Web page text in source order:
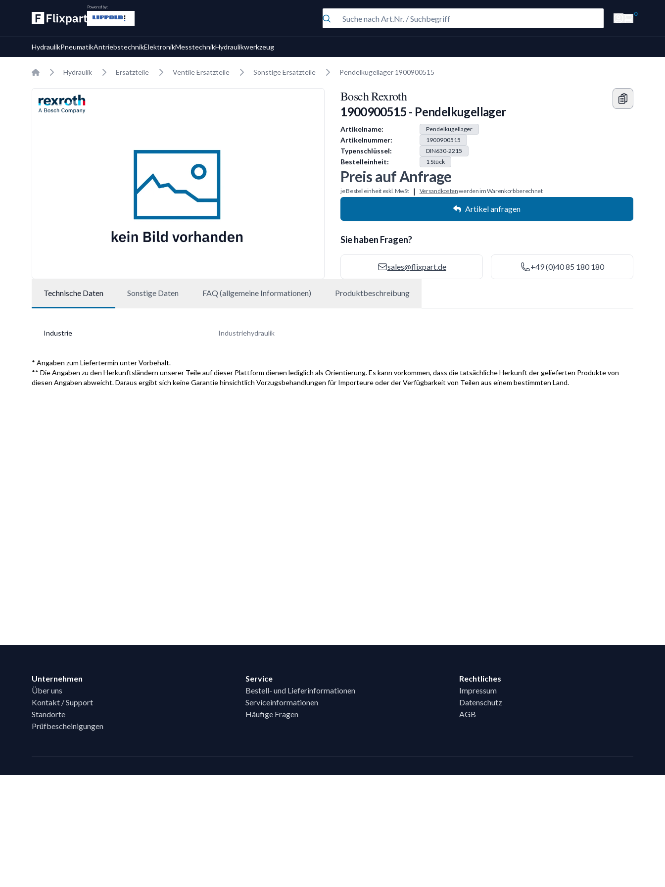
Powered by:
0
HydraulikPneumatikAntriebstechnikElektronikMesstechnikHydraulikwerkzeug
Home Hydraulik Ersatzteile Ventile Ersatzteile Sonstige Ersatzteile Pendelkugellager 1900900515
Bosch Rexroth
1900900515 - Pendelkugellager
Produkt Information
Artikelname: Pendelkugellager
Artikelnummer: 1900900515
Typenschlüssel: DIN630-2215
Bestelleinheit: 1Stück
Preis auf Anfrage
je Bestelleinheit exkl. MwSt | Versandkostenwerden im Warenkorb berechnet
Artikel anfragen
Sie haben Fragen?
sales@flixpart.de +49 (0)40 85 180 180
Technische Daten Sonstige Daten FAQ (allgemeine Informationen) Produktbeschreibung
Industrie Industriehydraulik
* Angaben zum Liefertermin unter Vorbehalt.
** Die Angaben zu den Herkunftsländern unserer Teile auf dieser Plattform dienen lediglich als Orientierung. Es kann vorkommen, dass die tatsächliche Herkunft der gelieferten Produkte von
diesen Angaben abweicht. Daraus ergibt sich keine Garantie hinsichtlich Vorzugsbehandlungen für Importeure oder der Verfügbarkeit von Teilen aus einem bestimmten Land.
Unternehmen
Über uns
Kontakt / Support
Standorte
Prüfbescheinigungen
Service
Bestell- und Lieferinformationen
Serviceinformationen
Häufige Fragen
Rechtliches
Impressum
Datenschutz
AGB